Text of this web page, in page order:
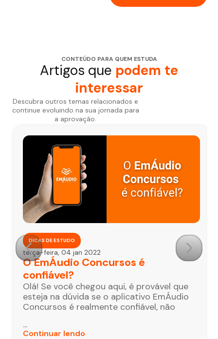
CONTEÚDO PARA QUEM ESTUDA
Artigos que podem te
interessar
Descubra outros temas relacionados e
continue evoluindo na sua jornada para
a aprovação.
DICAS DE ESTUDO
terça-feira, 04 jan 2022
O EmÁudio Concursos é
confiável?
Olá! Se você chegou aqui, é provável que
esteja na dúvida se o aplicativo EmÁudio
Concursos é realmente confiável, não
...
Continuar lendo